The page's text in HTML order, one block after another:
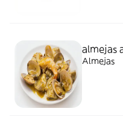
almejas
Almejas